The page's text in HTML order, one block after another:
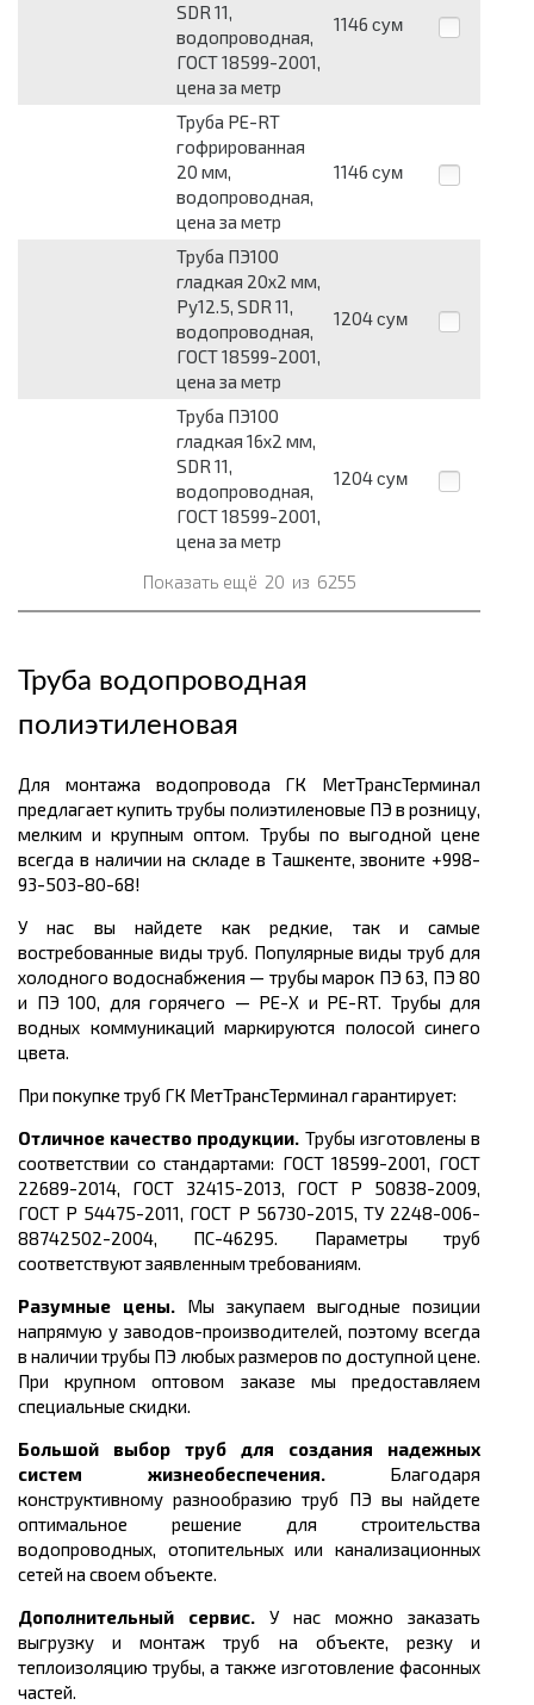
SDR 11,
водопроводная,
ГОСТ 18599-2001,
цена за метр
1146 сум
Труба PE-RT
гофрированная
20 мм,
водопроводная,
цена за метр
1146 сум
Труба ПЭ100
гладкая 20х2 мм,
Ру12.5, SDR 11,
водопроводная,
ГОСТ 18599-2001,
цена за метр
1204 сум
Труба ПЭ100
гладкая 16х2 мм,
SDR 11,
водопроводная,
ГОСТ 18599-2001,
цена за метр
1204 сум
Показать ещё 20 из 6255
Труба водопроводная
полиэтиленовая
Для монтажа водопровода ГК МетТрансТерминал
предлагаеткупитьтрубы полиэтиленовые ПЭ в розницу,
мелким и крупным оптом. Трубы по выгодной цене
всегда в наличии на складе в Ташкенте, звоните +998-
93-503-80-68!
У нас вы найдете как редкие, так и самые
востребованные виды труб. Популярные виды труб для
холодного водоснабжения — трубы марок ПЭ 63, ПЭ 80
и ПЭ 100, для горячего — PE-X и PE-RT. Трубы для
водных коммуникаций маркируются полосой синего
цвета.
При покупке труб ГК МетТрансТерминал гарантирует:
Отличное качество продукции. Трубы изготовлены в
соответствии со стандартами: ГОСТ 18599-2001, ГОСТ
22689-2014, ГОСТ 32415-2013, ГОСТ Р 50838-2009,
ГОСТ Р 54475-2011, ГОСТ Р 56730-2015, ТУ 2248-006-
88742502-2004, ПС-46295. Параметры труб
соответствуют заявленным требованиям.
Разумные цены. Мы закупаем выгодные позиции
напрямую у заводов-производителей, поэтому всегда
в наличии трубы ПЭ любых размеров по доступной цене.
При крупном оптовом заказе мы предоставляем
специальные скидки.
Большой выбор труб для создания надежных
систем жизнеобеспечения. Благодаря
конструктивному разнообразию труб ПЭ вы найдете
оптимальное решение для строительства
водопроводных, отопительных или канализационных
сетей на своем объекте.
Дополнительный сервис. У нас можно заказать
выгрузку и монтаж труб на объекте, резку и
теплоизоляцию трубы, а также изготовление фасонных
частей.